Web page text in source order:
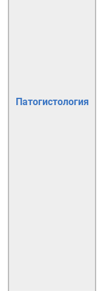
Патогистология